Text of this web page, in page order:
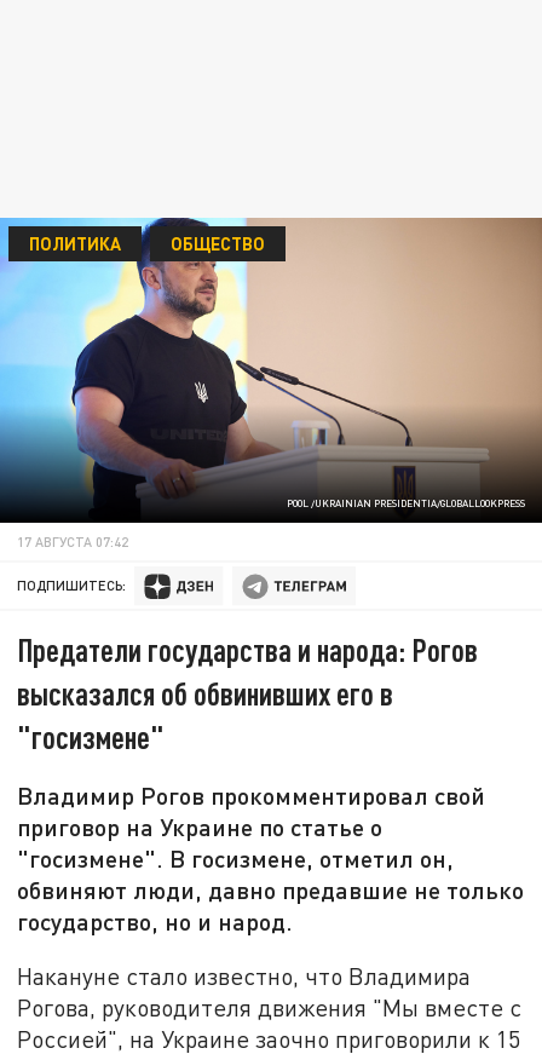
POOL /UKRAINIAN PRESIDENTIA/GLOBALLOOKPRESS
ПОЛИТИКА ОБЩЕСТВО
17 АВГУСТА 07:42
ПОДПИШИТЕСЬ:
Предатели государства и народа: Рогов
высказался об обвинивших его в
"госизмене"
Владимир Рогов прокомментировал свой
приговор на Украине по статье о
"госизмене". В госизмене, отметил он,
обвиняют люди, давно предавшие не только
государство, но и народ.
Накануне стало известно, что Владимира
Рогова, руководителя движения "Мы вместе с
Россией", на Украине заочно приговорили к 15